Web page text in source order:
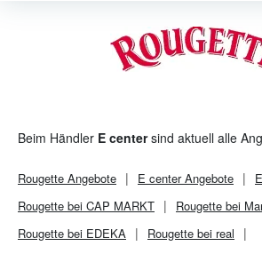
Beim Händler E centersind aktuell alle
Rougette Angebote E centerAngebote
Rougette bei CAP MARKT
Rougette bei
Rougette bei EDEKA
Rougette bei real